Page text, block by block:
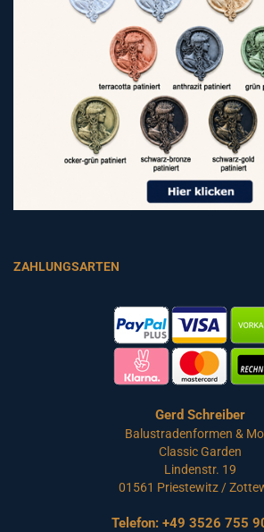
ZAHLUNGSARTEN
Gerd Schreiber
Balustradenformen &
Classic Garden
Lindenstr. 19
01561 Priestewitz /
Telefon: +49 3526 755